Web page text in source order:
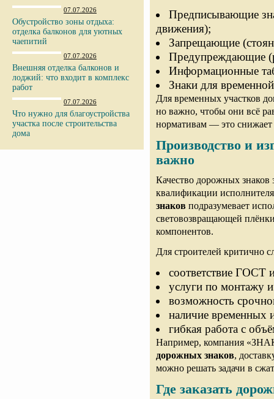
07.07.2026
Обустройство зоны отдыха:
отделка балконов для уютных
чаепитий
07.07.2026
Внешняя отделка балконов и
лоджий: что входит в комплекс
работ
07.07.2026
Что нужно для благоустройства
участка после строительства
дома
Предписывающие
движения);
Запрещающие
Предупреждающие
Информационные
Знаки для
Для временных участков
но важно, чтобы они всё
нормативам — это снижает
Производство и
важно
Качество дорожных знаков
квалификации
знаков подразумевает
световозвращающей
компонентов.
Для строителей критично
соответствие ГОСТ
услуги по монтажу и
возможность
наличие временных
гибкая работа с
Например, компания
дорожных знаков,
можно решать задачи в
Где заказать